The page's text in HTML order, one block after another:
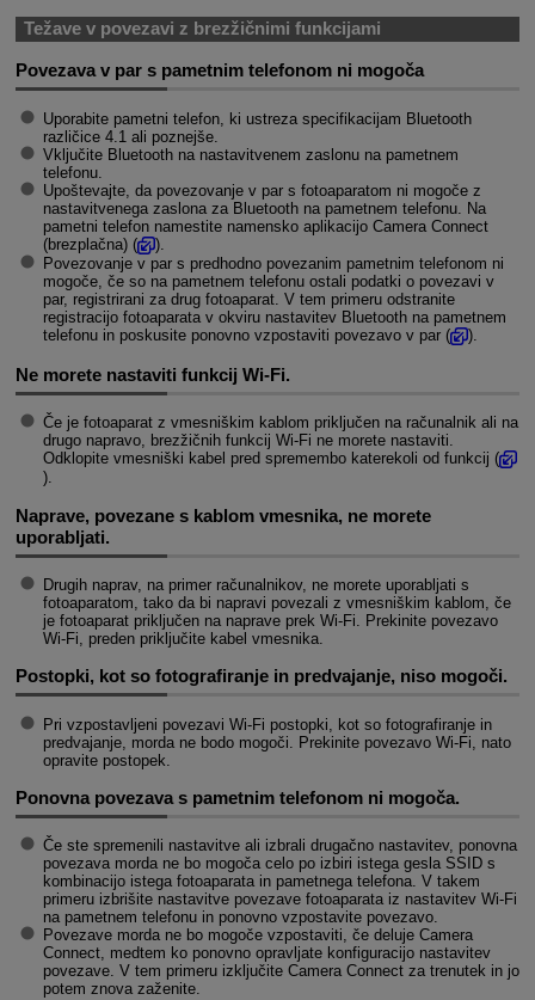
Težave v povezavi z brezžičnimi funkcijami
Povezava v par s pametnim telefonom ni mogoča
Uporabite pametni telefon, ki ustreza specifikacijam Bluetooth
različice 4.1 ali poznejše.
Vključite Bluetooth na nastavitvenem zaslonu na pametnem
telefonu.
Upoštevajte, da povezovanje v par s fotoaparatom ni mogoče z
nastavitvenega zaslona za Bluetooth na pametnem telefonu. Na
pametni telefon namestite namensko aplikacijo Camera Connect
(brezplačna) (
).
Povezovanje v par s predhodno povezanim pametnim telefonom ni
mogoče, če so na pametnem telefonu ostali podatki o povezavi v
par, registrirani za drug fotoaparat. V tem primeru odstranite
registracijo fotoaparata v okviru nastavitev Bluetooth na pametnem
telefonu in poskusite ponovno vzpostaviti povezavo v par (
).
Ne morete nastaviti funkcij Wi-Fi.
Če je fotoaparat z vmesniškim kablom priključen na računalnik ali na
drugo napravo, brezžičnih funkcij Wi-Fi ne morete nastaviti.
Odklopite vmesniški kabel pred spremembo katerekoli od funkcij (
).
Naprave, povezane s kablom vmesnika, ne morete
uporabljati.
Drugih naprav, na primer računalnikov, ne morete uporabljati s
fotoaparatom, tako da bi napravi povezali z vmesniškim kablom, če
je fotoaparat priključen na naprave prek Wi-Fi . Prekinite povezavo
Wi-Fi , preden priključite kabel vmesnika.
Postopki, kot so fotografiranje in predvajanje, niso mogoči.
Pri vzpostavljeni povezavi Wi-Fi postopki, kot so fotografiranje in
predvajanje, morda ne bodo mogoči. Prekinite povezavo Wi-Fi , nato
opravite postopek.
Ponovna povezava s pametnim telefonom ni mogoča.
Če ste spremenili nastavitve ali izbrali drugačno nastavitev, ponovna
povezava morda ne bo mogoča celo po izbiri istega gesla SSID s
kombinacijo istega fotoaparata in pametnega telefona. V takem
primeru izbrišite nastavitve povezave fotoaparata iz nastavitev Wi-Fi
na pametnem telefonu in ponovno vzpostavite povezavo.
Povezave morda ne bo mogoče vzpostaviti, če deluje Camera
Connect, medtem ko ponovno opravljate konfiguracijo nastavitev
povezave. V tem primeru izključite Camera Connect za trenutek in jo
potem znova zaženite.